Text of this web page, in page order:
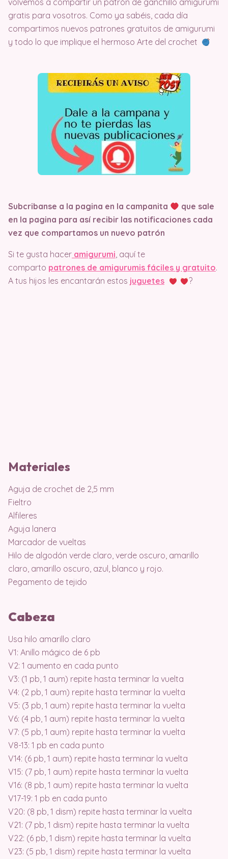
volvemos a compartir un patrón de ganchillo amigurumi
gratis para vosotros. Como ya sabéis, cada día
compartimos nuevos patrones gratuitos de amigurumi
y todo lo que implique el hermoso Arte del crochet
Subcribanse a la pagina en la campanita
que sale
en la pagina para así recibir las notificaciones cada
vez que compartamos un nuevo patrón
Si te gusta hacer amigurumi, aquí te
comparto patrones de amigurumis fáciles y gratuito.
A tus hijos les encantarán estos juguetes ?
Materiales
Aguja de crochet de 2,5 mm
Fieltro
Alfileres
Aguja lanera
Marcador de vueltas
Hilo de algodón verde claro, verde oscuro, amarillo
claro, amarillo oscuro, azul, blanco y rojo.
Pegamento de tejido
Cabeza
Usa hilo amarillo claro
V1: Anillo mágico de 6 pb
V2: 1 aumento en cada punto
V3: (1 pb, 1 aum) repite hasta terminar la vuelta
V4: (2 pb, 1 aum) repite hasta terminar la vuelta
V5: (3 pb, 1 aum) repite hasta terminar la vuelta
V6: (4 pb, 1 aum) repite hasta terminar la vuelta
V7: (5 pb, 1 aum) repite hasta terminar la vuelta
V8-13: 1 pb en cada punto
V14: (6 pb, 1 aum) repite hasta terminar la vuelta
V15: (7 pb, 1 aum) repite hasta terminar la vuelta
V16: (8 pb, 1 aum) repite hasta terminar la vuelta
V17-19: 1 pb en cada punto
V20: (8 pb, 1 dism) repite hasta terminar la vuelta
V21: (7 pb, 1 dism) repite hasta terminar la vuelta
V22: (6 pb, 1 dism) repite hasta terminar la vuelta
V23: (5 pb, 1 dism) repite hasta terminar la vuelta